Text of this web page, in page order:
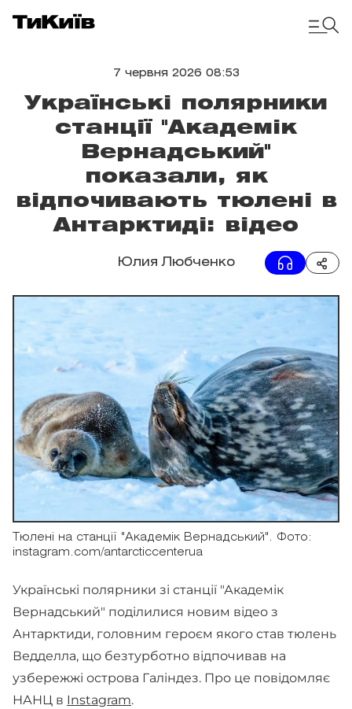
7 червня 2026 08:53
Українські полярники
станції "Академік
Вернадський"
показали, як
відпочивають тюлені в
Антарктиді: відео
Юлия Любченко
Тюлені на станції "Академік Вернадський". Фото:
instagram.com/antarcticcenterua
Українські полярники зі станції "Академік
Вернадський" поділилися новим відео з
Антарктиди, головним героєм якого став тюлень
Ведделла, що безтурботно відпочивав на
узбережжі острова Галіндез. Про це повідомляє
НАНЦ в Instagram.